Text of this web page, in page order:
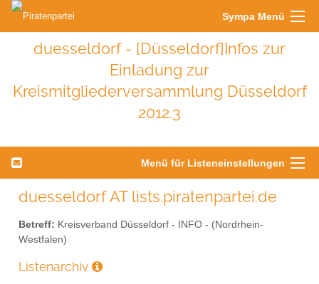
Sympa Menü
duesseldorf - [Düsseldorf]Infos zur
Einladung zur
Kreismitgliederversammlung Düsseldorf
2012.3
Menü für Listeneinstellungen
duesseldorf AT lists.piratenpartei.de
Betreff: Kreisverband Düsseldorf - INFO - (Nordrhein-
Westfalen)
Listenarchiv